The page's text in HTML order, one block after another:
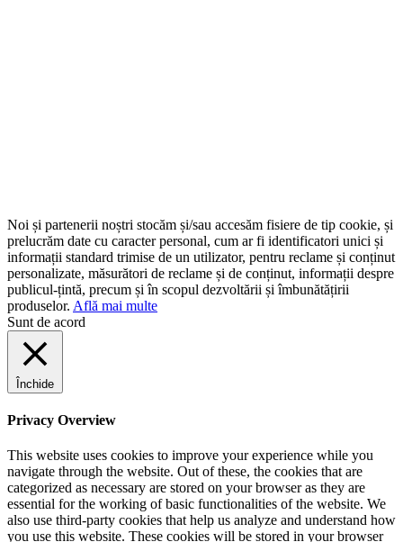
Noi și partenerii noștri stocăm și/sau accesăm fisiere de tip cookie, și
prelucrăm date cu caracter personal, cum ar fi identificatori unici și
informații standard trimise de un utilizator, pentru reclame și conținut
personalizate, măsurători de reclame și de conținut, informații despre
publicul-țintă, precum și în scopul dezvoltării și îmbunătățirii
produselor. Află mai multe
Sunt de acord
Închide
Privacy Overview
This website uses cookies to improve your experience while you
navigate through the website. Out of these, the cookies that are
categorized as necessary are stored on your browser as they are
essential for the working of basic functionalities of the website. We
also use third-party cookies that help us analyze and understand how
you use this website. These cookies will be stored in your browser